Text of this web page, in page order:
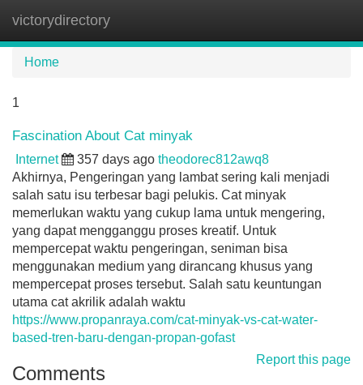
victorydirectory
Home
1
Fascination About Cat minyak
Internet 357 days ago theodorec812awq8
Akhirnya, Pengeringan yang lambat sering kali menjadi
salah satu isu terbesar bagi pelukis. Cat minyak
memerlukan waktu yang cukup lama untuk mengering,
yang dapat mengganggu proses kreatif. Untuk
mempercepat waktu pengeringan, seniman bisa
menggunakan medium yang dirancang khusus yang
mempercepat proses tersebut. Salah satu keuntungan
utama cat akrilik adalah waktu
https://www.propanraya.com/cat-minyak-vs-cat-water-
based-tren-baru-dengan-propan-gofast
Report this page
Comments